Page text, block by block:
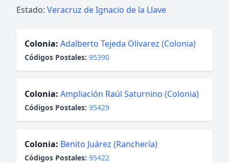
Estado: Veracruz de Ignacio de la Llave
Colonia: Adalberto Tejeda Olivarez (Colonia)
Códigos Postales: 95390
Colonia: Ampliación Raúl Saturnino (Colonia)
Códigos Postales: 95429
Colonia: Benito Juárez (Ranchería)
Códigos Postales: 95422